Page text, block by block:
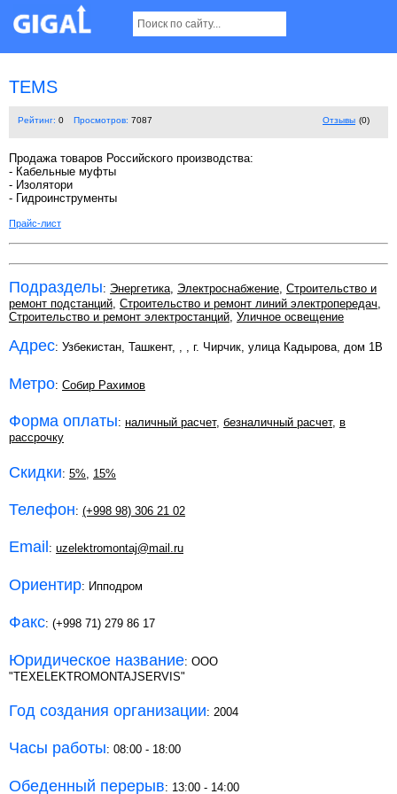
TEMS
Рейтинг: 0 Просмотров: 7087 Отзывы (0)
Продажа товаров Российского производства:
- Кабельные муфты
- Изолятори
- Гидроинструменты
Прайс-лист
Подразделы: Энергетика, Электроснабжение, Строительство и
ремонт подстанций, Строительство и ремонт линий электропередач,
Строительство и ремонт электростанций, Уличное освещение
Адрес: Узбекистан, Ташкент, , , г. Чирчик, улица Кадырова, дом 1В
Метро: Собир Рахимов
Форма оплаты: наличный расчет, безналичный расчет, в
рассрочку
Скидки: 5% 15%
Телефон: (+998 98) 306 21 02
Email : uzelektromontaj@mail.ru
Ориентир: Ипподром
Факс: (+998 71) 279 86 17
Юридическое название: OOO
"TEXELEKTROMONTAJSERVIS"
Год создания организации: 2004
Часы работы: 08:00 - 18:00
Обеденный перерыв: 13:00 - 14:00